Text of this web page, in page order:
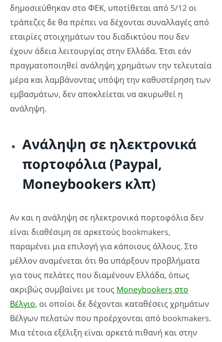
δημοσιεύθηκαν στο ΦΕΚ, υποτίθεται από 5/12 οι
τράπεζες δε θα πρέπει να δέχονται συναλλαγές από
εταιρίες στοιχημάτων του διαδικτύου που δεν
έχουν άδεια λειτουργίας στην Ελλάδα. Έτσι εάν
πραγματοποιηθεί ανάληψη χρημάτων την τελευταία
μέρα και λαμβάνοντας υπόψη την καθυστέρηση των
εμβασμάτων, δεν αποκλείεται να ακυρωθεί η
ανάληψη.
Ανάληψη σε ηλεκτρονικά
πορτοφόλια (Paypal,
Moneybookers κλπ)
Αν και η ανάληψη σε ηλεκτρονικά πορτοφόλια δεν
είναι διαθέσιμη σε αρκετούς bookmakers,
παραμένει μια επιλογή για κάποιους άλλους. Στο
μέλλον αναμένεται ότι θα υπάρξουν προβλήματα
για τους πελάτες που διαμένουν Ελλάδα, όπως
ακριβώς συμβαίνει με τους Moneybookers στο
Βέλγιο, οι οποίοι δε δέχονται καταθέσεις χρημάτων
Βέλγων πελατών που προέρχονται από bookmakers.
Μια τέτοια εξέλιξη είναι αρκετά πιθανή και στην